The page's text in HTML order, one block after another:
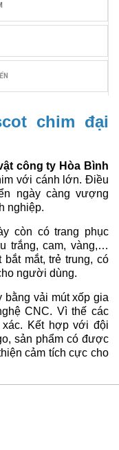
chim đại
công ty Hòa Bình
với cánh lớn. Điều
ngày càng vượng
nghiệp.
còn có trang phục
trắng, cam, vàng,…
mắt, trẻ trung, có
người dùng.
bằng vải mút xốp gia
CNC. Vì thế các
Kết hợp với đội
sản phẩm có được
cảm tích cực cho